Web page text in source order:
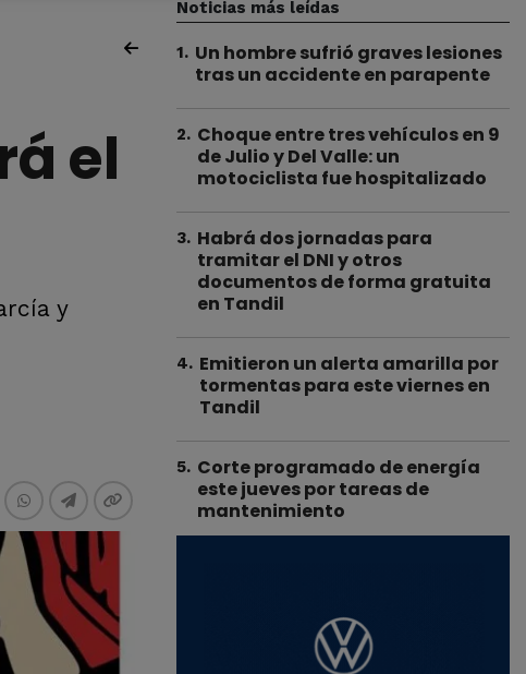
el
y
Noticias más leídas
1. Un hombre sufrió graves lesiones
tras un accidente en parapente
2. Choque entre tres vehículos en 9
de Julio y Del Valle: un
motociclista fue hospitalizado
3. Habrá dos jornadas para
tramitar el DNI y otros
documentos de forma gratuita
en Tandil
4. Emitieron un alerta amarilla por
tormentas para este viernes en
Tandil
5. Corte programado de energía
este jueves por tareas de
mantenimiento